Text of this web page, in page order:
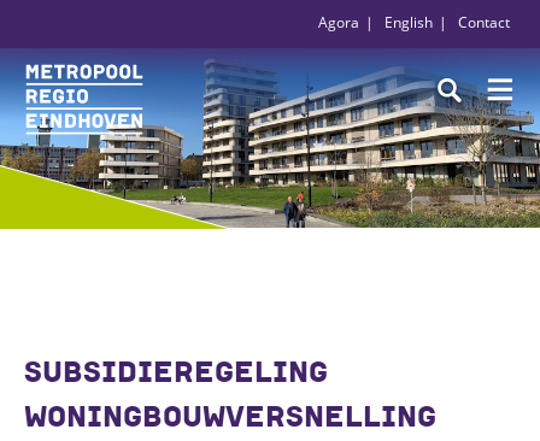
Agora English Contact
SUBSIDIEREGELING
WONINGBOUWVERSNELLING